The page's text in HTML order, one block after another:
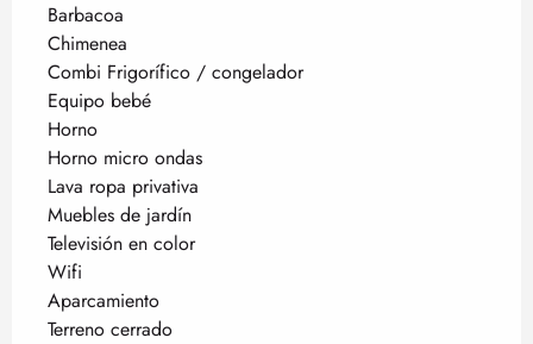
Barbacoa
Chimenea
Combi Frigorífico / congelador
Equipo bebé
Horno
Horno micro ondas
Lava ropa privativa
Muebles de jardín
Televisión en color
Wifi
Aparcamiento
Terreno cerrado